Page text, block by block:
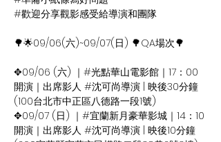
#歡迎分享觀影感受給導演和團隊
🌳🌟09/06(六)~09/07(日) 🌳QA場次🌳
✥09/06 (六) ｜#光點華山電影館｜17：00
開演｜出席影人 #沈可尚導演 | 映後30分鐘
​(100台北市中正區八德路一段1號)
✥09/07 (日) ｜#宜蘭新月豪華影城｜14：10
開演｜出席影人 #沈可尚導演 | 映後10分鐘